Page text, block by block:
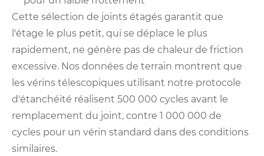
Cette sélection de joints étagés garantit que
l'étage le plus petit, qui se déplace le plus
rapidement, ne génère pas de chaleur de friction
excessive. Nos données de terrain montrent que
les vérins télescopiques utilisant notre protocole
d'étanchéité réalisent 500 000 cycles avant le
remplacement du joint, contre 1 000 000 de
cycles pour un vérin standard dans des conditions
similaires.